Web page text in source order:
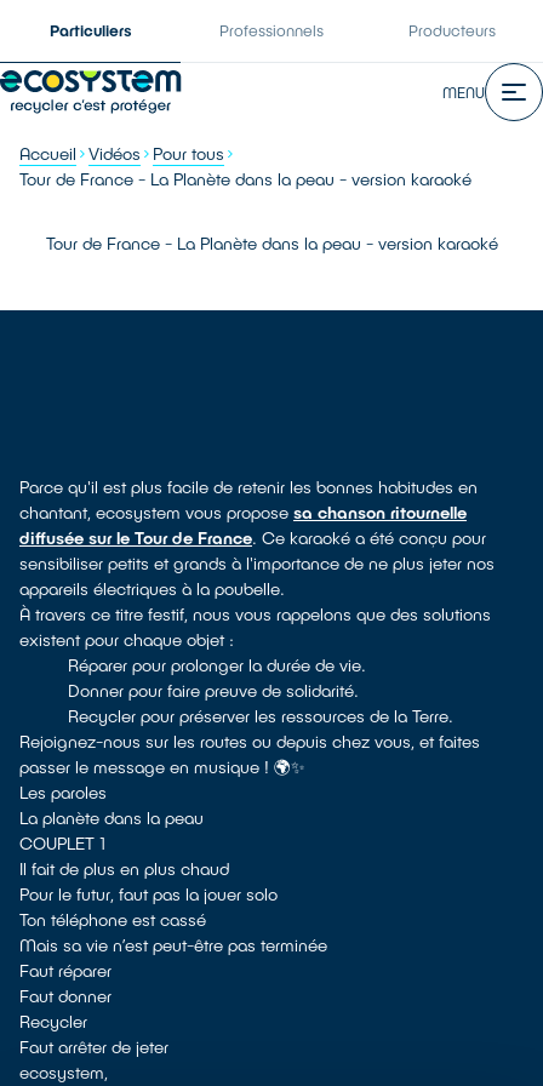
Particuliers Professionnels Producteurs
MENU
Accueil Vidéos
Pour tous
Tour de France - La Planète dans la peau - version karaoké
Tour de France - La Planète dans la peau - version karaoké
Parce qu'il est plus facile de retenir les bonnes habitudes en
chantant, ecosystem vous propose sa chanson ritournelle
diffusée sur le Tour de France. Ce karaoké a été conçu pour
sensibiliser petits et grands à l'importance de ne plus jeter nos
appareils électriques à la poubelle.
À travers ce titre festif, nous vous rappelons que des solutions
existent pour chaque objet :
Réparer pour prolonger la durée de vie.
Donner pour faire preuve de solidarité.
Recycler pour préserver les ressources de la Terre.
Rejoignez-nous sur les routes ou depuis chez vous, et faites
passer le message en musique ! 🌍✨
Les paroles
La planète dans la peau
COUPLET 1
Il fait de plus en plus chaud
Pour le futur, faut pas la jouer solo
Ton téléphone est cassé
Mais sa vie n’est peut-être pas terminée
Faut réparer
Faut donner
Recycler
Faut arrêter de jeter
ecosystem,